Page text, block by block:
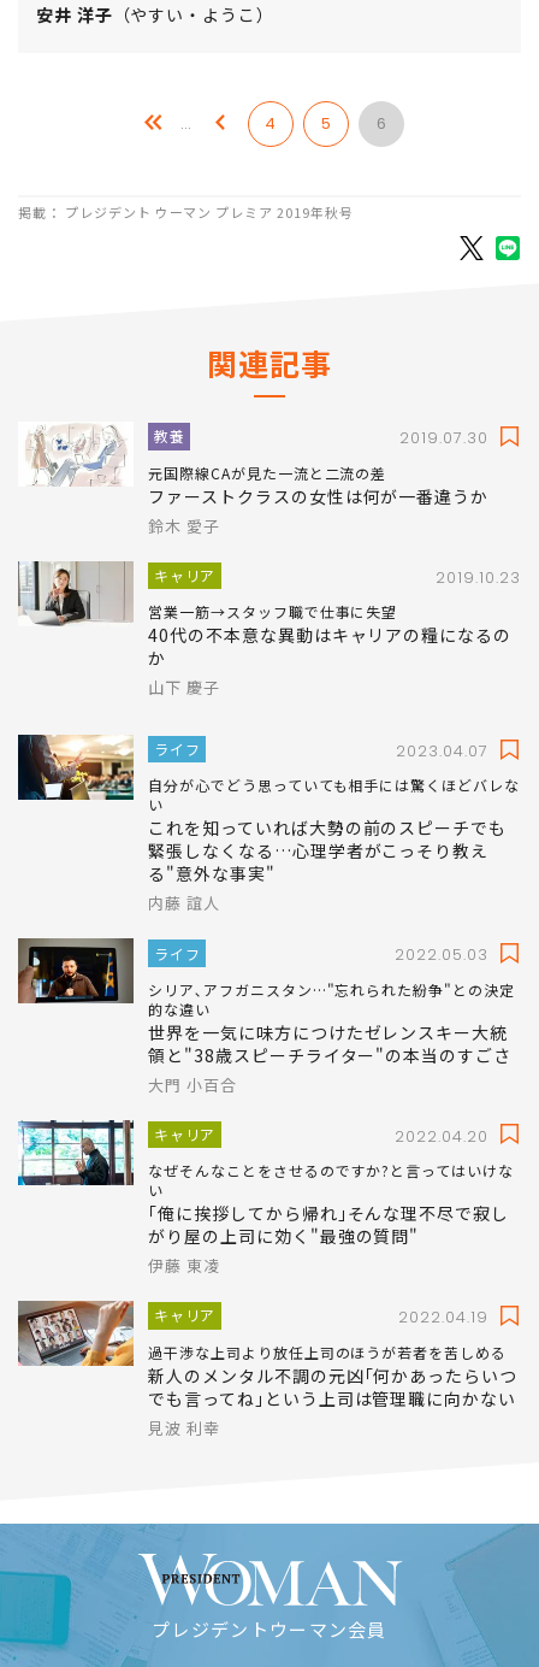
安井 洋子 （やすい・ようこ）
… 4 5 6
掲載： プレジデント ウーマン プレミア 2019年秋号
関連記事
教養 2019.07.30
元国際線CAが見た一流と二流の差
ファーストクラスの女性は何が一番違うか
鈴木 愛子
キャリア 2019.10.23
営業一筋→スタッフ職で仕事に失望
40代の不本意な異動はキャリアの糧になるの
か
山下 慶子
ライフ 2023.04.07
自分が心でどう思っていても相手には驚くほどバレな
い
これを知っていれば大勢の前のスピーチでも
緊張しなくなる…心理学者がこっそり教え
る"意外な事実"
内藤 誼人
ライフ 2022.05.03
シリア､アフガニスタン…"忘れられた紛争"との決定
的な違い
世界を一気に味方につけたゼレンスキー大統
領と"38歳スピーチライター"の本当のすごさ
大門 小百合
キャリア 2022.04.20
なぜそんなことをさせるのですか?と言ってはいけな
い
｢俺に挨拶してから帰れ｣そんな理不尽で寂し
がり屋の上司に効く"最強の質問"
伊藤 東凌
キャリア 2022.04.19
過干渉な上司より放任上司のほうが若者を苦しめる
新人のメンタル不調の元凶｢何かあったらいつ
でも言ってね｣という上司は管理職に向かない
見波 利幸
プレジデントウーマン会員